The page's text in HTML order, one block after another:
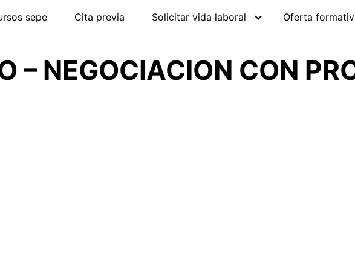
sepe Cita previa Solicitar vida laboral Oferta
– NEGOCIACION CON